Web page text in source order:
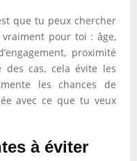
que tu peux chercher
pour toi : âge,
proximité
des cas, cela évite les
les chances de
avec ce que tu veux
à éviter